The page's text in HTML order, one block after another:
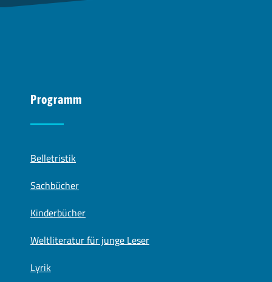
Programm
Belletristik
Sachbücher
Kinderbücher
Weltliteratur für junge Leser
Lyrik